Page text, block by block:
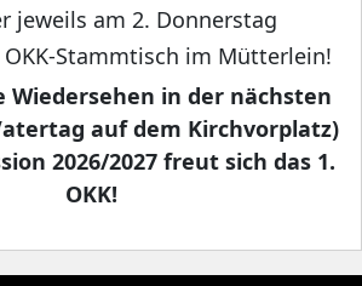
jeweils am 2. Donnerstag
Stammtisch im Mütterlein!
Wiedersehen in der nächsten
auf dem Kirchvorplatz)
2026/2027 freut sich das 1.
OKK!